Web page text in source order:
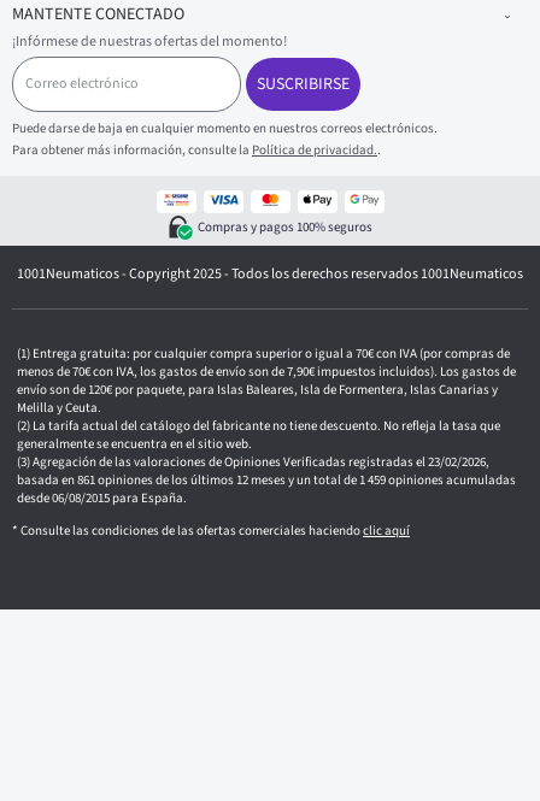
MANTENTE CONECTADO
¡Infórmese de nuestras ofertas del momento!
C
o
r
r
e
o
n
o
SUSCRIBIRSE
Puede darse de baja en cualquier momento en nuestros correos electrónicos.
Para obtener más información, consulte la Política de privacidad..
Compras y pagos 100% seguros
1001Neumaticos - Copyright 2025 - Todos los derechos reservados 1001Neumaticos
Entrega gratuita: por cualquier compra superior o igual a 70€ con IVA (por compras de
menos de 70€ con IVA, los gastos de envío son de 7,90€ impuestos incluidos). Los gastos de
envío son de 120€ por paquete, para Islas Baleares, Isla de Formentera, Islas Canarias y
Melilla y Ceuta.
La tarifa actual del catálogo del fabricante no tiene descuento. No refleja la tasa que
generalmente se encuentra en el sitio web.
Agregación de las valoraciones de Opiniones Verificadas registradas el 23/02/2026,
basada en 861 opiniones de los últimos 12 meses y un total de 1 459 opiniones acumuladas
desde 06/08/2015 para España.
* Consulte las condiciones de las ofertas comerciales haciendoclic aquí